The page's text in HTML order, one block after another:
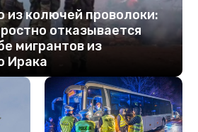
из колючей проволоки:
отказывается
мигрантов из
Ирака